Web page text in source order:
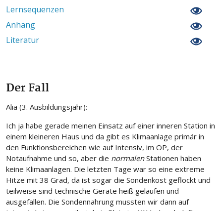
Lernsequenzen
Anhang
Literatur
Der Fall
Alia (3. Ausbildungsjahr):
Ich ja habe gerade meinen Einsatz auf einer inneren Station in
einem kleineren Haus und da gibt es Klimaanlage primär in
den Funktionsbereichen wie auf Intensiv, im OP, der
Notaufnahme und so, aber die normalenStationen haben
keine Klimaanlagen. Die letzten Tage war so eine extreme
Hitze mit 38 Grad, da ist sogar die Sondenkost geflockt und
teilweise sind technische Geräte heiß gelaufen und
ausgefallen. Die Sondennahrung mussten wir dann auf